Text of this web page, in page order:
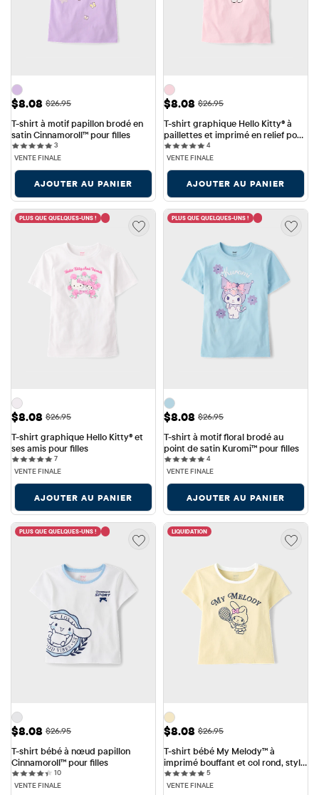
Prix ​​de vente: $8.08
$8.08 Prix ​​d'origine: $26.95
$26.95
T-shirt à motif papillon brodé en
satin Cinnamoroll™ pour filles
33 reviews
VENTE FINALE
AJOUTER AU PANIER
Prix ​​de vente: $8.08
$8.08 Prix ​​d'origine: $26.95
$26.95
T-shirt graphique Hello Kitty® à
paillettes et imprimé en relief pour
filles
44 reviews
VENTE FINALE
AJOUTER AU PANIER
PLUS QUE QUELQUES-UNS !
Prix ​​de vente: $8.08
$8.08 Prix ​​d'origine: $26.95
$26.95
T-shirt graphique Hello Kitty® et
ses amis pour filles
77 reviews
VENTE FINALE
AJOUTER AU PANIER
PLUS QUE QUELQUES-UNS !
Prix ​​de vente: $8.08
$8.08 Prix ​​d'origine: $26.95
$26.95
T-shirt à motif floral brodé au
point de satin Kuromi™ pour filles
44 reviews
VENTE FINALE
AJOUTER AU PANIER
PLUS QUE QUELQUES-UNS !
Prix ​​de vente: $8.08
$8.08 Prix ​​d'origine: $26.95
$26.95
T-shirt bébé à nœud papillon
Cinnamoroll™ pour filles
1010 reviews
VENTE FINALE
LIQUIDATION
Prix ​​de vente: $8.08
$8.08 Prix ​​d'origine: $26.95
$26.95
T-shirt bébé My Melody™ à
imprimé bouffant et col rond, style
tennis, pour filles
55 reviews
VENTE FINALE